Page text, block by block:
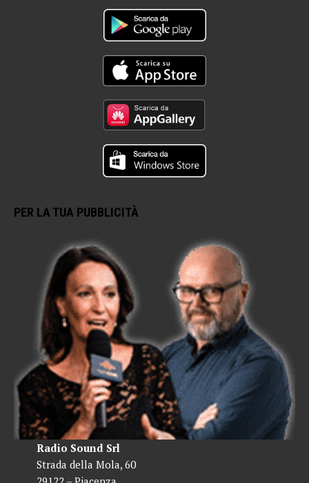
PER LA TUA PUBBLICITÀ
Radio Sound Srl
Strada della Mola, 60